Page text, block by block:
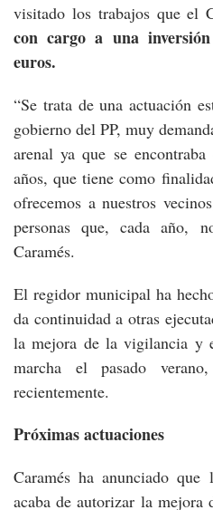
visitado los trabajos que el
con cargo a una
euros.
“Se trata de una actuación
gobierno del PP, muy
arenal ya que se
años, que tiene como
ofrecemos a nuestros
personas que, cada año,
Caramés.
El regidor municipal ha
da continuidad a otras
la mejora de la vigilancia y
marcha el pasado
recientemente.
Próximas actuaciones
Caramés ha anunciado que
acaba de autorizar la